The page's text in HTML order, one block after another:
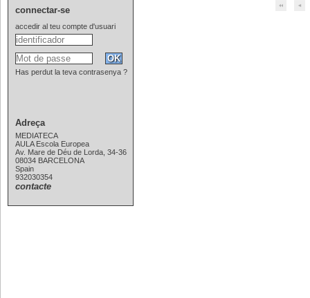
connectar-se
accedir al teu compte d'usuari
Has perdut la teva contrasenya ?
Adreça
MEDIATECA
AULA Escola Europea
Av. Mare de Déu de Lorda, 34-36
08034 BARCELONA
Spain
932030354
contacte